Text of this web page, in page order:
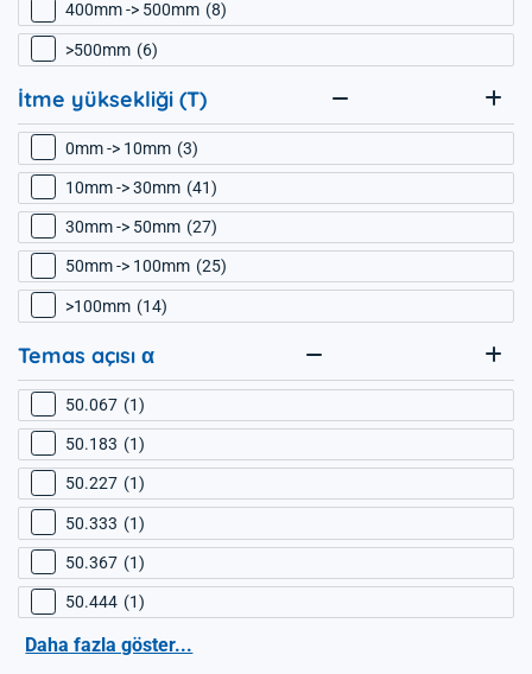
400mm -> 500mm 8
>500mm 6
İtme yüksekliği (T)
0mm -> 10mm 3
10mm -> 30mm 41
30mm -> 50mm 27
50mm -> 100mm
25
>100mm 14
Temas açısı α
50.067 1
50.183
1
50.227 1
50.333
1
50.367 1
50.444 1
Daha fazla göster...